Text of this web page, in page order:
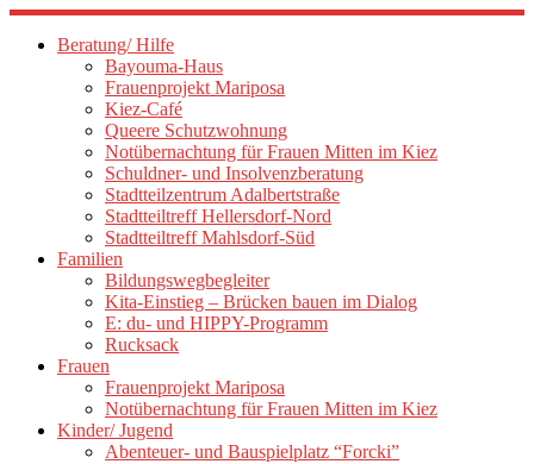
Zum
Inhalt
Beratung/ Hilfe
Bayouma-Haus
Frauenprojekt Mariposa
Kiez-Café
Queere Schutzwohnung
Notübernachtung für Frauen Mitten im Kiez
Schuldner- und Insolvenzberatung
Stadtteilzentrum Adalbertstraße
Stadtteiltreff Hellersdorf-Nord
Stadtteiltreff Mahlsdorf-Süd
Familien
Bildungswegbegleiter
Kita-Einstieg – Brücken bauen im Dialog
E: du- und HIPPY-Programm
Rucksack
Frauen
Frauenprojekt Mariposa
Notübernachtung für Frauen Mitten im Kiez
Kinder/ Jugend
Abenteuer- und Bauspielplatz “Forcki”